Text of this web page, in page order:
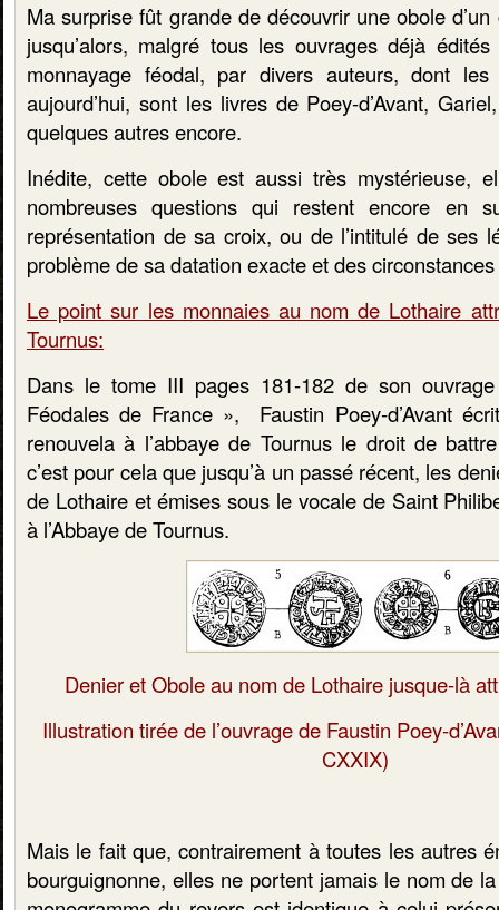
Ma surprise fût grande de découvrir une obole
jusqu’alors, malgré tous les ouvrages déjà
monnayage féodal, par divers auteurs, dont
aujourd’hui, sont les livres de Poey-d’Avant,
quelques autres encore.
Inédite, cette obole est aussi très mystérieuse,
nombreuses questions qui restent encore en
représentation de sa croix, ou de l’intitulé de ses
problème de sa datation exacte et des
Le point sur les monnaies au nom de Lothaire
Tournus:
Dans le tome III pages 181-182 de son
Féodales de France », Faustin Poey-d’Avant
renouvela à l’abbaye de Tournus le droit de
c’est pour cela que jusqu’à un passé récent, les
de Lothaire et émises sous le vocale de Saint
à l’Abbaye de Tournus.
Denier et Obole au nom de Lothaire jusque-là
Illustration tirée de l’ouvrage de Faustin Poey-
CXXIX)
Mais le fait que, contrairement à toutes les autres
bourguignonne, elles ne portent jamais le nom de